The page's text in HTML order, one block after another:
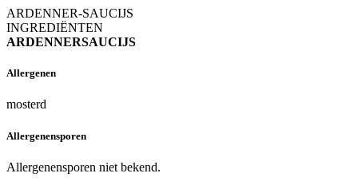
ARDENNER-SAUCIJS
INGREDIËNTEN
ARDENNERSAUCIJS
Allergenen
mosterd
Allergenensporen
Allergenensporen niet bekend.